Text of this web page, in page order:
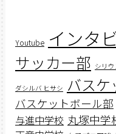
Youtube インタ
サッカー部 シリ
ダシルバ ヒサシ バスケ
バスケットボール部
与進中学校 丸塚中学